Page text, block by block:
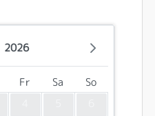
2026
Fr Sa
So